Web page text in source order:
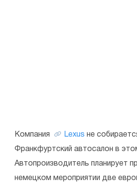
Компания Lexus не
Франкфуртский автосалон в
Автопроизводитель планирует
немецком мероприятии две